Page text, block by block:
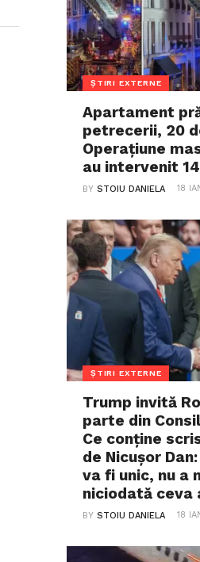
ȘTIRI EXTERNE
Apartament
petrecerii, 20
Operațiune
au intervenit
BYSTOIU DANIELA 18
ȘTIRI EXTERNE
Trump invită
parte din
Ce conține
de Nicușor
va fi unic, nu a
niciodată ceva
BYSTOIU DANIELA 18